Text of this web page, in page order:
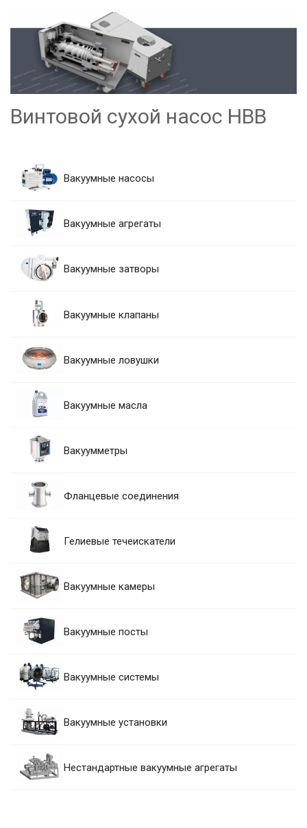
Спиральный сухой насос
Вакуумные насосы
Вакуумные агрегаты
Вакуумные затворы
Вакуумные клапаны
Вакуумные ловушки
Вакуумные масла
Вакуумметры
Фланцевые соединения
Гелиевые течеискатели
Вакуумные камеры
Вакуумные посты
Вакуумные системы
Вакуумные установки
Нестандартные вакуумные агрегаты